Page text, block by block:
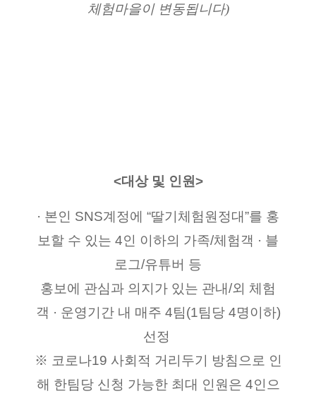
체험마을이 변동됩니다)
<대상 및 인원>
· 본인 SNS계정에 “딸기체험원정대”를 홍
보할 수 있는 4인 이하의 가족/체험객 · 블
로그/유튜버 등
홍보에 관심과 의지가 있는 관내/외 체험
객 · 운영기간 내 매주 4팀(1팀당 4명이하)
선정
※ 코로나19 사회적 거리두기 방침으로 인
해 한팀당 신청 가능한 최대 인원은 4인으